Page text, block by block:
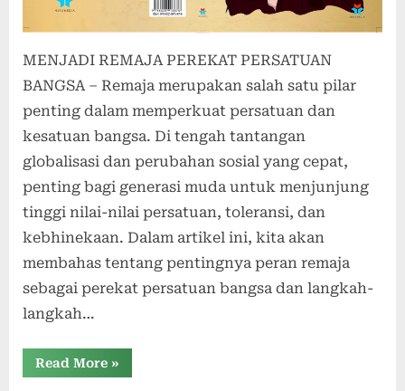
MENJADI REMAJA PEREKAT PERSATUAN
BANGSA – Remaja merupakan salah satu pilar
penting dalam memperkuat persatuan dan
kesatuan bangsa. Di tengah tantangan
globalisasi dan perubahan sosial yang cepat,
penting bagi generasi muda untuk menjunjung
tinggi nilai-nilai persatuan, toleransi, dan
kebhinekaan. Dalam artikel ini, kita akan
membahas tentang pentingnya peran remaja
sebagai perekat persatuan bangsa dan langkah-
langkah…
Read More“MENJADI
REMAJA
»